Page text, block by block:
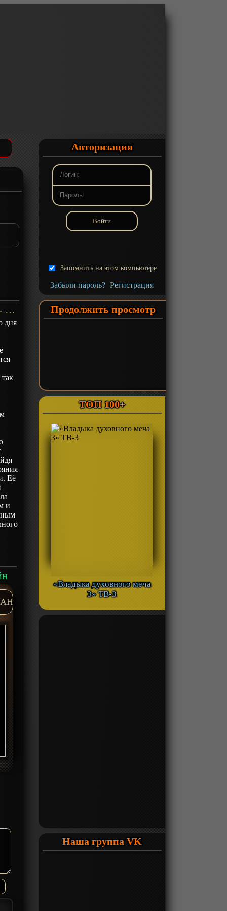
«Экстремальные сердца» ТВ-1 - описание
дня
Её
и
AH
Авторизация
Запомнить на этом компьютере
Забыли пароль? Регистрация
Продолжить просмотр
ТОП 100+
«Владыка духовного меча
3» ТВ-3
Наша группа VK